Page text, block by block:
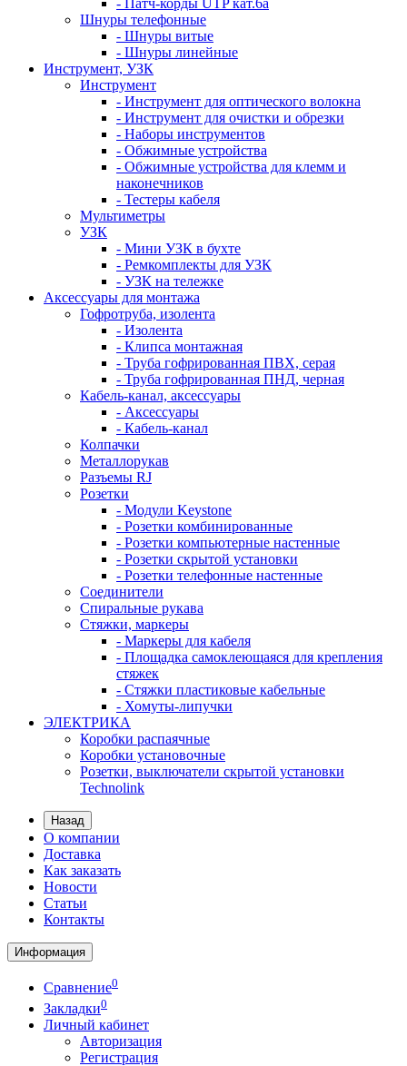
- Патч-корды UTP кат.6а
Шнуры телефонные
- Шнуры витые
- Шнуры линейные
Инструмент, УЗК
Инструмент
- Инструмент для оптического волокна
- Инструмент для очистки и обрезки
- Наборы инструментов
- Обжимные устройства
- Обжимные устройства для клемм и
наконечников
- Тестеры кабеля
Мультиметры
УЗК
- Мини УЗК в бухте
- Ремкомплекты для УЗК
- УЗК на тележке
Аксессуары для монтажа
Гофротруба, изолента
- Изолента
- Клипса монтажная
- Труба гофрированная ПВХ, серая
- Труба гофрированная ПНД, черная
Кабель-канал, аксессуары
- Аксессуары
- Кабель-канал
Колпачки
Металлорукав
Разъемы RJ
Розетки
- Модули Keystone
- Розетки комбинированные
- Розетки компьютерные настенные
- Розетки скрытой установки
- Розетки телефонные настенные
Соединители
Спиральные рукава
Стяжки, маркеры
- Маркеры для кабеля
- Площадка самоклеющаяся для крепления
стяжек
- Стяжки пластиковые кабельные
- Хомуты-липучки
ЭЛЕКТРИКА
Коробки распаячные
Коробки установочные
Розетки, выключатели скрытой установки
Technolink
Назад
О компании
Доставка
Как заказать
Новости
Статьи
Контакты
Информация
Сравнение0
Закладки0
Личный кабинет
Авторизация
Регистрация